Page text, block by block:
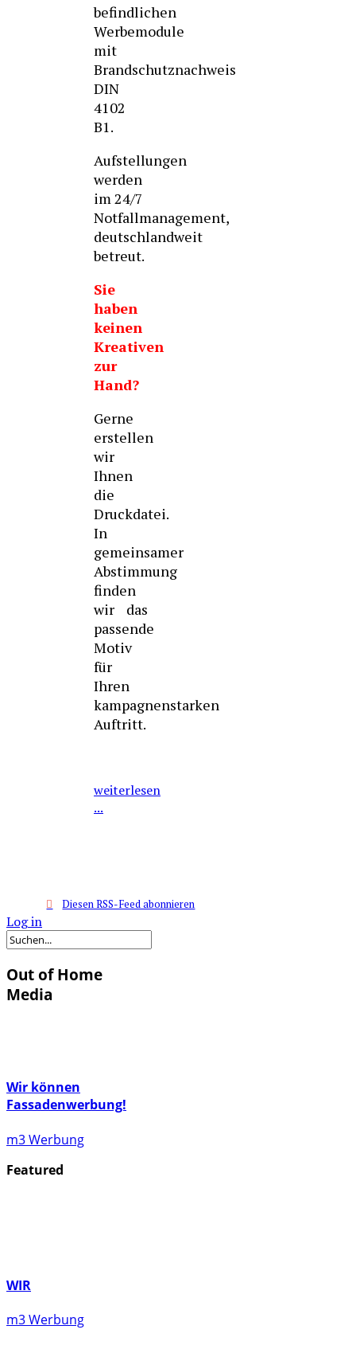
befindlichen
Werbemodule
mit
Brandschutznachweis
DIN
4102
B1.
Aufstellungen
werden
im 24/7
Notfallmanagement,
deutschlandweit
betreut.
Sie
haben
keinen
Kreativen
zur
Hand?
Gerne
erstellen
wir
Ihnen
die
Druckdatei.
In
gemeinsamer
Abstimmung
finden
wir das
passende
Motiv
für
Ihren
kampagnenstarken
Auftritt.
weiterlesen
...
Diesen RSS-Feed abonnieren
Log in
Out of Home
Media
Wir können
Fassadenwerbung!
m3 Werbung
Featured
WIR
m3 Werbung